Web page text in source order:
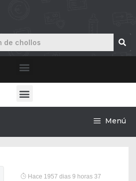
Menú
Hace 1957 dias 9 horas 37